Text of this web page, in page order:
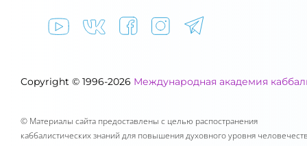
Copyright © 1996-2026 Международная академия
© Материалы сайта предоставлены с целью распостранения
каббалистических знаний для повышения духовного уровня